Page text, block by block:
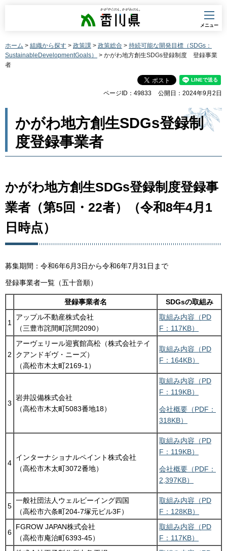
香川県
メニュー
ホーム > 組織から探す > 政策課 > 政策総合 > 持続可能な開発目標（SDGs：
SustainableDevelopmentGoals）
> かがわ地方創生SDGs登録制度 登録事業
者
ページID：49833 公開日：2024年9月2日
かがわ地方創生SDGs登録制
度登録事業者
かがわ地方創生SDGs登録制度登録事
業者（第5回・22者）（令和8年4月1
日時点）
募集期間：令和6年6月3日から令和6年7月31日まで
登録事業者一覧（五十音順）
登録事業者名 SDGsの取組み
1
アップル不動産株式会社
（三豊市詫間町詫間2090）
取組み内容（PD
F：117KB）
2
アーヴェリール迎賓館高松（株式会社テイ
クアンドギヴ・ニーズ）
（高松市木太町2169-1）
取組み内容（PD
F：164KB）
3
岩井設備株式会社
（高松市木太町5083番地18）
取組み内容（PD
F：119KB）
会社概要（PDF：
318KB）
4
インターナショナルペイント株式会社
（高松市木太町3072番地）
取組み内容（PD
F：119KB）
会社概要（PDF：
2,397KB）
5
一般社団法人ウェルビーイング四国
（高松市六条町204-7塚元ビル3F）
取組み内容（PD
F：128KB）
6
FGROW JAPAN株式会社
（高松市庵治町6393-45）
取組み内容（PD
F：117KB）